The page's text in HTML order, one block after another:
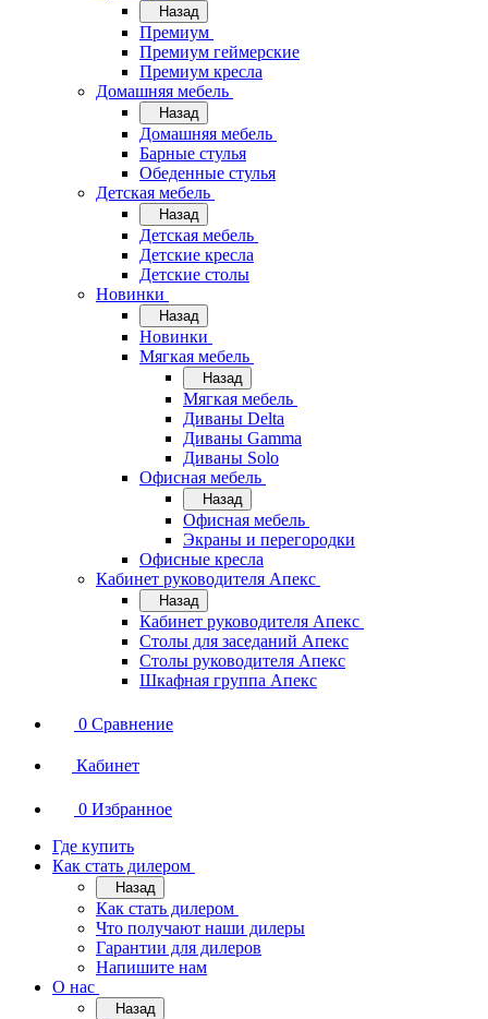
Назад
Премиум
Премиум геймерские
Премиум кресла
Домашняя мебель
Назад
Домашняя мебель
Барные стулья
Обеденные стулья
Детская мебель
Назад
Детская мебель
Детские кресла
Детские столы
Новинки
Назад
Новинки
Мягкая мебель
Назад
Мягкая мебель
Диваны Delta
Диваны Gamma
Диваны Solo
Офисная мебель
Назад
Офисная мебель
Экраны и перегородки
Офисные кресла
Кабинет руководителя Апекс
Назад
Кабинет руководителя Апекс
Столы для заседаний Апекс
Столы руководителя Апекс
Шкафная группа Апекс
0 Сравнение
Кабинет
0 Избранное
Где купить
Как стать дилером
Назад
Как стать дилером
Что получают наши дилеры
Гарантии для дилеров
Напишите нам
О нас
Назад